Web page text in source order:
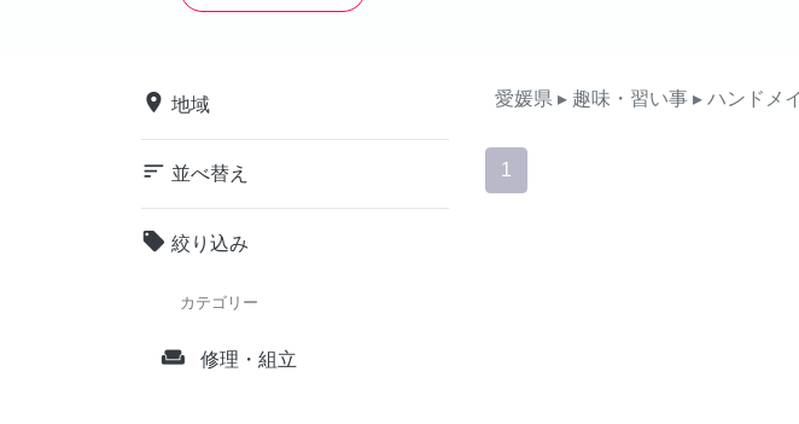
place 地域
sort 並べ替え
local_offer 絞り込み
カテゴリー
weekend 修理・組立
愛媛県 ▸ 趣味・習い事 ▸ ハンドメ
1